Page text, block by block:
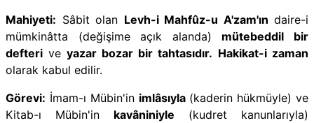
Mahiyeti: Sâbit olan Levh-i Mahfûz-u A'zam'ın daire-i
mümkinâtta (değişime açık alanda) mütebeddil bir
defteri ve yazar bozar bir tahtasıdır. Hakikat-i zaman
olarak kabul edilir.
Görevi: İmam-ı Mübin'in imlâsıyla(kaderin hükmüyle) ve
Kitab-ı Mübin'in kavâniniyle (kudret kanunlarıyla)